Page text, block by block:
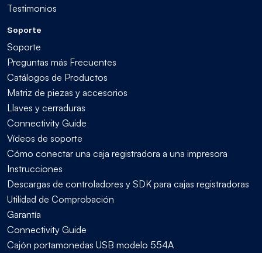
Testimonios
Soporte
Soporte
Preguntas más Frecuentes
Catálogos de Productos
Matriz de piezas y accesorios
Llaves y cerraduras
Connectivity Guide
Vídeos de soporte
Cómo conectar una caja registradora a una impresora
Instrucciones
Descargas de controladores y SDK para cajas registradoras
Utilidad de Comprobación
Garantía
Connectivity Guide
Cajón portamonedas USB modelo 554A